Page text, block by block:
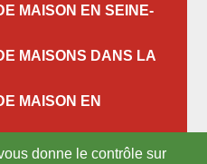
MAISON EN SEINE-
MAISONS DANS LA
MAISON EN
MAISONS DANS LE
donne le contrôle sur